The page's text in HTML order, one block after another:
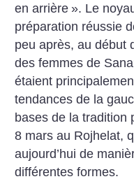
en arrière ». Le
préparation réussie
peu après, au début
des femmes de
étaient
tendances de la
bases de la tradition
8 mars au Rojhelat,
aujourd’hui de
différentes formes.